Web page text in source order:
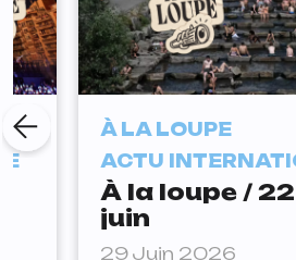
À LA LOUPE
ACTU
À la loupe /
juin
29 Juin 2026